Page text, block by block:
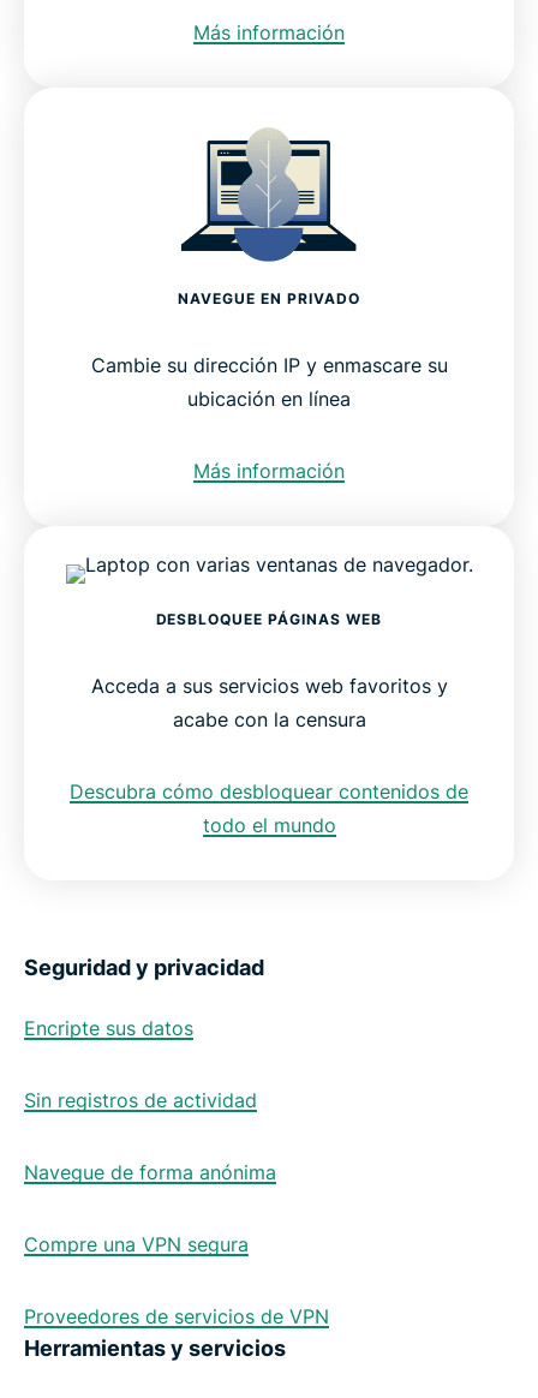
Más información
NAVEGUE EN PRIVADO
Cambie su dirección IP y enmascare su
ubicación en línea
Más información
DESBLOQUEE PÁGINAS WEB
Acceda a sus servicios web favoritos y
acabe con la censura
Descubra cómo desbloquear contenidos de
todo el mundo
Seguridad y privacidad
Encripte sus datos
Sin registros de actividad
Navegue de forma anónima
Compre una VPN segura
Proveedores de servicios de VPN
Herramientas y servicios